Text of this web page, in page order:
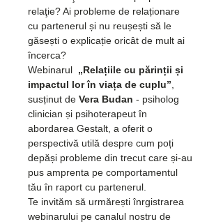
relaţie? Ai probleme de relaționare
cu partenerul și nu reușești să le
găsești o explicație oricât de mult ai
încerca?
Webinarul „Relațiile cu părinții și
impactul lor în viața de cuplu”
susținut de Vera Budan - psiholog
clinician și psihoterapeut în
abordarea Gestalt, a oferit o
perspectivă utilă despre cum poți
depăși probleme din trecut care și-au
pus amprenta pe comportamentul
tău în raport cu partenerul.
Te invităm să urmărești înrgistrarea
webinarului pe canalul nostru de